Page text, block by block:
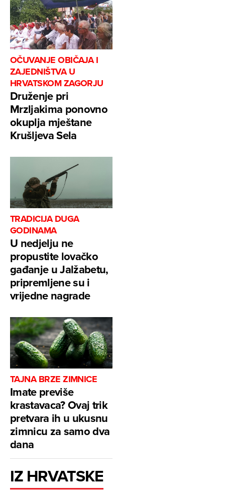
OČUVANJE OBIČAJA I
ZAJEDNIŠTVA U
HRVATSKOM ZAGORJU
Druženje pri
Mrzljakima ponovno
okuplja mještane
Krušljeva Sela
TRADICIJA DUGA
GODINAMA
U nedjelju ne
propustite lovačko
gađanje u Jalžabetu,
pripremljene su i
vrijedne nagrade
TAJNA BRZE ZIMNICE
Imate previše
krastavaca? Ovaj trik
pretvara ih u ukusnu
zimnicu za samo dva
dana
IZ HRVATSKE